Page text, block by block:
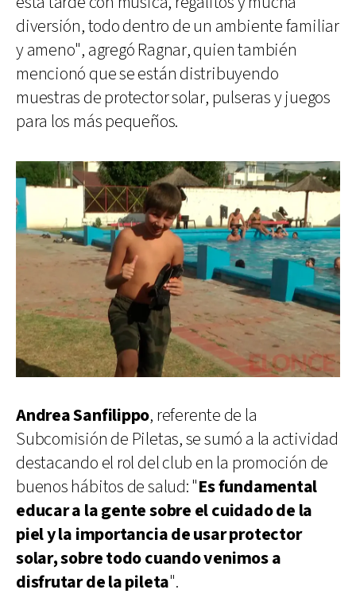
diversión, todo dentro de un ambiente familiar
y ameno", agregó Ragnar, quien también
mencionó que se están distribuyendo
muestras de protector solar, pulseras y juegos
para los más pequeños.
Andrea Sanfilippo, referente de la
Subcomisión de Piletas, se sumó a la actividad
destacando el rol del club en la promoción de
buenos hábitos de salud: "Es fundamental
educar a la gente sobre el cuidado de la
piel y la importancia de usar protector
solar, sobre todo cuando venimos a
disfrutar de la pileta".